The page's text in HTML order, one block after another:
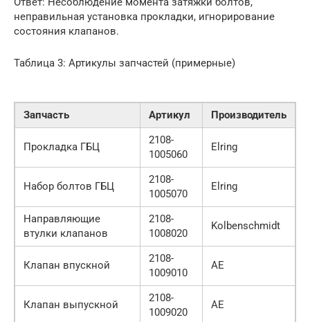
неправильная установка прокладки, игнорирование
состояния клапанов.
Таблица 3: Артикулы запчастей (примерные)
Запчасть Артикул Производитель
Прокладка ГБЦ
2108-
1005060
Elring
Набор болтов ГБЦ
2108-
1005070
Elring
Направляющие
втулки клапанов
2108-
1008020
Kolbenschmidt
Клапан впускной
2108-
1009010
AE
Клапан выпускной
2108-
1009020
AE